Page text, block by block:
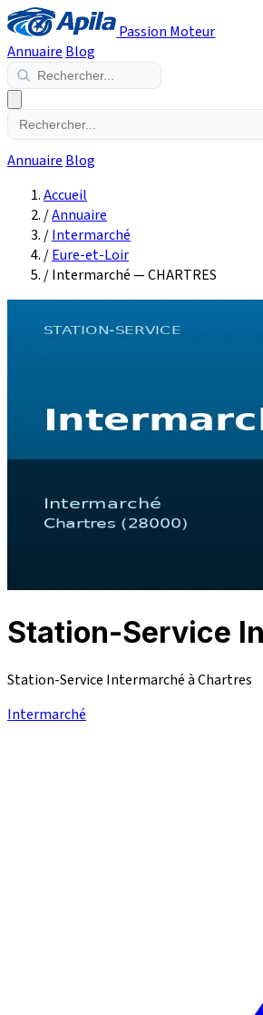
Passion Moteur
Annuaire Blog
Annuaire Blog
Accueil
/Annuaire
/Intermarché
/Eure-et-Loir
/Intermarché — CHARTRES
Station-Service
Station-Service Intermarché à Chartres
Intermarché